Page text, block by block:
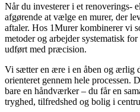
Når du investerer i et renoverings-
afgørende at vælge en murer, der
aftaler. Hos 1Murer kombinerer vi
metoder og arbejder systematisk
udført med præcision.
Vi sætter en ære i en åben og ærlig
orienteret gennem hele processen.
bare en håndværker – du får en
tryghed, tilfredshed og bolig i